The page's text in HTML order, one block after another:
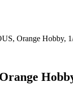
Orange Hobby,